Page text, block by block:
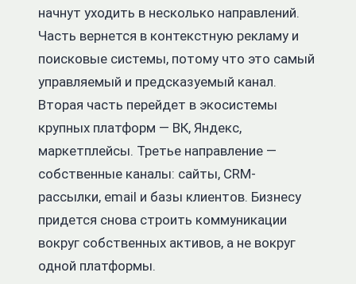
начнут уходить в несколько направлений.
Часть вернется в контекстную рекламу и
поисковые системы, потому что это самый
управляемый и предсказуемый канал.
Вторая часть перейдет в экосистемы
крупных платформ — ВК, Яндекс,
маркетплейсы. Третье направление —
собственные каналы: сайты, CRM-
рассылки, email и базы клиентов. Бизнесу
придется снова строить коммуникации
вокруг собственных активов, а не вокруг
одной платформы.